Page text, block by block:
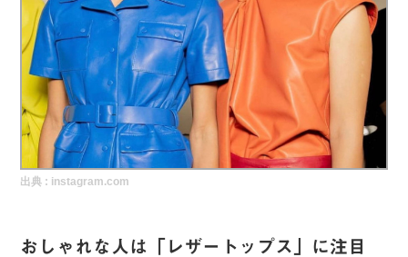
BUYMAの売れ筋商品
バイマの疑問に現役パーソナルショッパーが答えてみた
実録！海外ショップで買ってみた！
海外SHOP LIST
出典 : instagram.com
おしゃれな人は「レザートップス」に注目